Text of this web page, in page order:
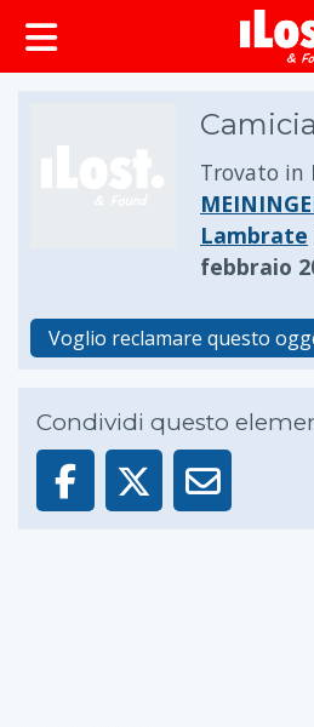
principale
Trovato in
Lambrate
febbraio
Voglio reclamare questo
Condividi questo